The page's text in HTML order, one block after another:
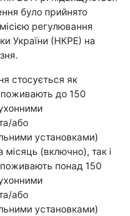
було прийнято
регулювання
України (НКРЕ) на
стосується як
до 150
або
установками)
місяць (включно), так і
понад 150
або
установками)